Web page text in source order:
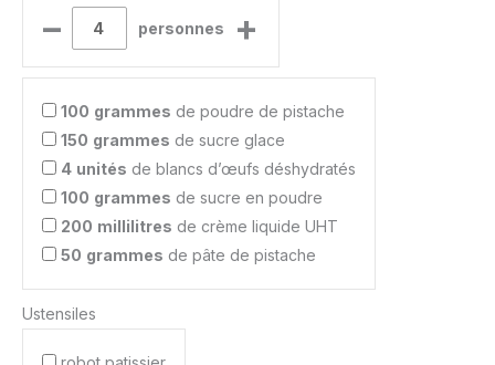
– personnes +
100 grammes de poudre de pistache
150 grammes de sucre glace
4 unités de blancs d’œufs déshydratés
100 grammes de sucre en poudre
200 millilitres de crème liquide UHT
50 grammes de pâte de pistache
Ustensiles